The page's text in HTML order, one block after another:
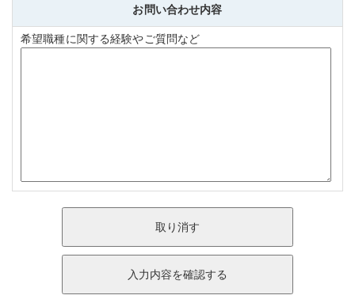
お問い合わせ内容
希望職種に関する経験やご質問など